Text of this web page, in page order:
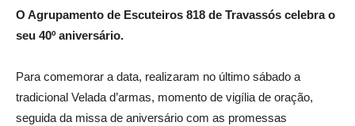
O Agrupamento de Escuteiros 818 de Travassós celebra o
seu 40º aniversário.
Para comemorar a data, realizaram no último sábado a
tradicional Velada d’armas, momento de vigília de oração,
seguida da missa de aniversário com as promessas